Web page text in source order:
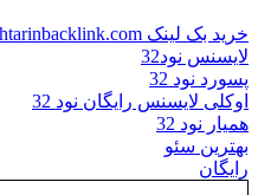
خرید بک لینک behtarinbacklink.com
لایسنس نود32
پسورد نود 32
اوکلی لایسنس رایگان نود 32
همیار نود 32
بهترین سئو
رایگان